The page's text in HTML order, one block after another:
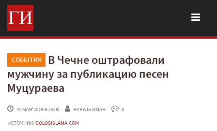
СОБЫТИЯ
В Чечне оштрафовали
мужчину за публикацию песен
Муцураева
25 МАЯ'2018 В 18:00 НУРУЛЬ ИМАН
0
ИСТОЧНИК: GOLOSISLAMA.COM